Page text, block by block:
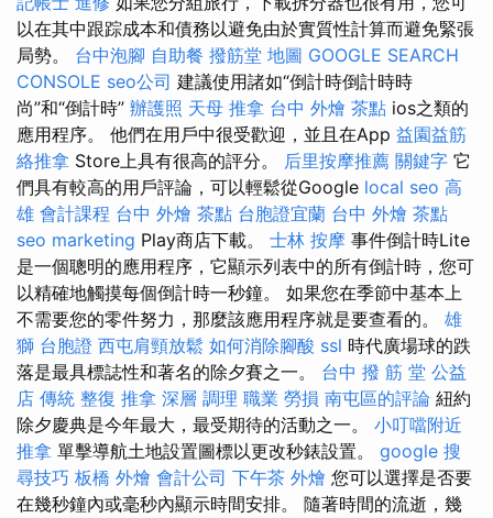
以在其中跟踪成本和債務以避免由於實質性計算而避免緊張
局勢。 台中泡腳 自助餐 撥筋堂 地圖 GOOGLE SEARCH
CONSOLE seo公司 建議使用諸如“倒計時倒計時時
尚”和“倒計時” 辦護照 天母 推拿 台中 外燴 茶點 ios之類的
應用程序。 他們在用戶中很受歡迎，並且在App 益園益筋
絡推拿 Store上具有很高的評分。 后里按摩推薦 關鍵字 它
們具有較高的用戶評論，可以輕鬆從Google local seo 高
雄 會計課程 台中 外燴 茶點 台胞證宜蘭 台中 外燴 茶點
seo marketing Play商店下載。 士林 按摩 事件倒計時Lite
是一個聰明的應用程序，它顯示列表中的所有倒計時，您可
以精確地觸摸每個倒計時一秒鐘。 如果您在季節中基本上
不需要您的零件努力，那麼該應用程序就是要查看的。 雄
獅 台胞證 西屯肩頸放鬆 如何消除腳酸 ssl 時代廣場球的跌
落是最具標誌性和著名的除夕賽之一。 台中 撥 筋 堂 公益
店 傳統 整復 推拿 深層 調理 職業 勞損 南屯區的評論 紐約
除夕慶典是今年最大，最受期待的活動之一。 小叮噹附近
推拿 單擊導航土地設置圖標以更改秒錶設置。 google 搜
尋技巧 板橋 外燴 會計公司 下午茶 外燴 您可以選擇是否要
在幾秒鐘內或毫秒內顯示時間安排。 隨著時間的流逝，幾